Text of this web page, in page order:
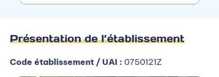
Présentation de l’établissement
Code établissement / UAI : 0750121Z